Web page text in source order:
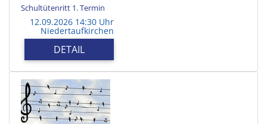
Schultütenritt 1. Termin
12.09.2026 14:30 Uhr
Niedertaufkirchen
DETAIL